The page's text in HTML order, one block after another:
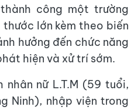
công một trường
lớn kèm theo biến
hưởng đến chức năng
hiện và xử trí sớm.
nhân nữ L.T.M (59 tuổi,
Ninh), nhập viện trong